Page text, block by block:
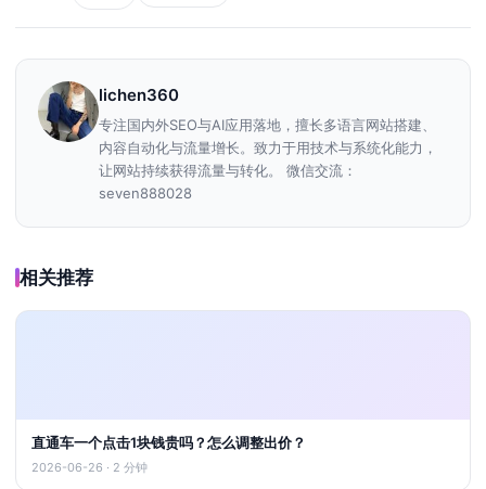
lichen360
专注国内外SEO与AI应用落地，擅长多语言网站搭建、
内容自动化与流量增长。致力于用技术与系统化能力，
让网站持续获得流量与转化。 微信交流：
seven888028
相关推荐
直通车一个点击1块钱贵吗？怎么调整出价？
2026-06-26 · 2 分钟